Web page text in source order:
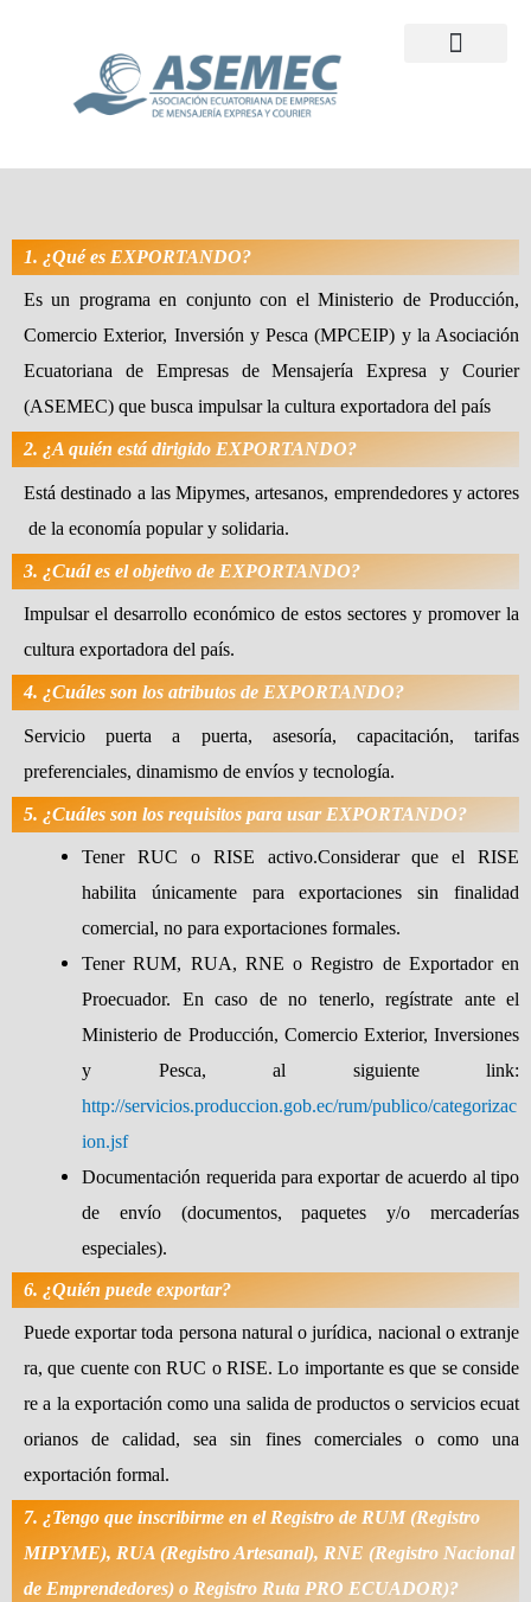
1. ¿Qué es EXPORTANDO?
Es un programa en conjunto con el Ministerio de Producción,
Comercio Exterior, Inversión y Pesca (MPCEIP) y la Asociación
Ecuatoriana de Empresas de Mensajería Expresa y Courier
(ASEMEC) que busca impulsar la cultura exportadora del país
2. ¿A quién está dirigido EXPORTANDO?
Está destinado a las Mipymes, artesanos, emprendedores y actores
de la economía popular y solidaria.
3. ¿Cuál es el objetivo de EXPORTANDO?
Impulsar el desarrollo económico de estos sectores y promover la
cultura exportadora del país.
4. ¿Cuáles son los atributos de EXPORTANDO?
Servicio puerta a puerta, asesoría, capacitación, tarifas
preferenciales, dinamismo de envíos y tecnología.
5. ¿Cuáles son los requisitos para usar EXPORTANDO?
Tener RUC o RISE activo.Considerar que el RISE
habilita únicamente para exportaciones sin finalidad
comercial, no para exportaciones formales.
Tener RUM, RUA, RNE o Registro de Exportador en
Proecuador. En caso de no tenerlo, regístrate ante el
Ministerio de Producción, Comercio Exterior, Inversiones
y Pesca, al siguiente link:
http://servicios.produccion.gob.ec/rum/publico/categorizac
ion.jsf
Documentación requerida para exportar de acuerdo al tipo
de envío (documentos, paquetes y/o mercaderías
especiales).
6. ¿Quién puede exportar?
Puede exportar toda persona natural o jurídica, nacional o extranje
ra, que cuente con RUC o RISE. Lo importante es que se conside
re a la exportación como una salida de productos o servicios ecuat
orianos de calidad, sea sin fines comerciales o como una
exportación formal.
7. ¿Tengo que inscribirme en el Registro de RUM (Registro
MIPYME), RUA (Registro Artesanal), RNE (Registro Nacional
de Emprendedores) o Registro Ruta PRO ECUADOR)?